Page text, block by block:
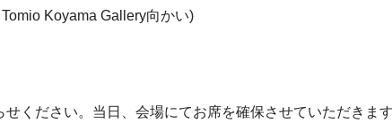
Koyama Gallery向かい)
ください。当日、会場にてお席を確保させていただきま